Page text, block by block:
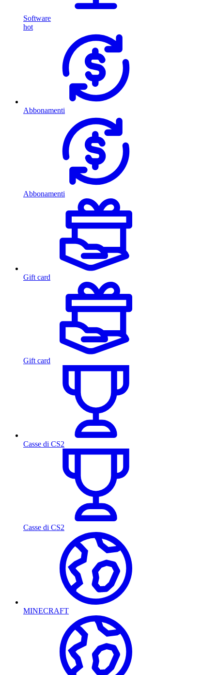
Software
hot
Abbonamenti
Abbonamenti
Gift card
Gift card
Casse di CS2
Casse di CS2
MINECRAFT